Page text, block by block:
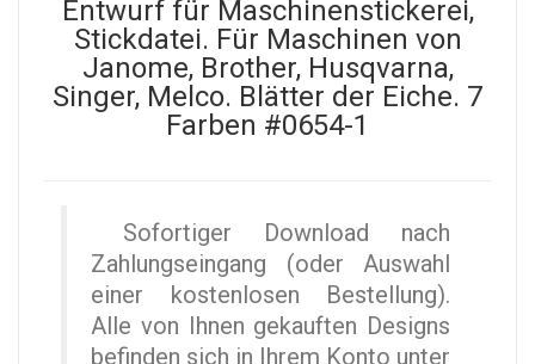
Entwurf für Maschinenstickerei,
Stickdatei. Für Maschinen von
Janome, Brother, Husqvarna,
Singer, Melco. Blätter der Eiche. 7
Farben #0654-1
Sofortiger Download nach
Zahlungseingang (oder Auswahl
einer kostenlosen Bestellung).
Alle von Ihnen gekauften Designs
befinden sich in Ihrem Konto unter